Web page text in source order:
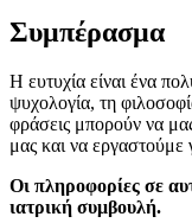
Συμπέρασμα
Η ευτυχία είναι ένα
ψυχολογία, τη
φράσεις μπορούν να
μας και να εργαστούμε
Οι πληροφορίες σε
ιατρική συμβουλή.